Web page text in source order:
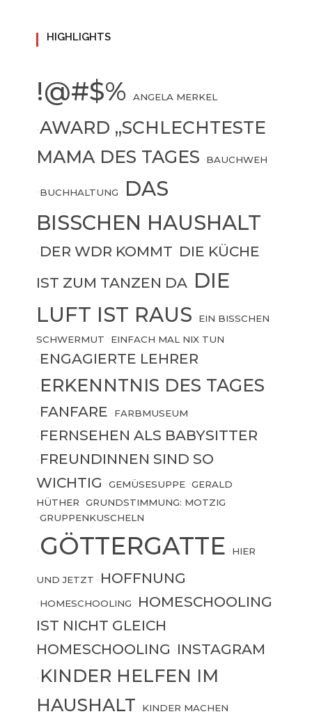
HIGHLIGHTS
!@#$% ANGELA MERKEL
AWARD „SCHLECHTESTE
MAMA DES TAGES
BAUCHWEH
BUCHHALTUNG
DAS
BISSCHEN HAUSHALT
DER WDR KOMMT DIE KÜCHE
IST ZUM TANZEN DA DIE
LUFT IST RAUS
EIN BISSCHEN
SCHWERMUT
EINFACH MAL NIX TUN
ENGAGIERTE LEHRER
ERKENNTNIS DES TAGES
FANFARE FARBMUSEUM
FERNSEHEN ALS BABYSITTER
FREUNDINNEN SIND SO
WICHTIG
GEMÜSESUPPE GERALD
HÜTHER
GRUNDSTIMMUNG: MOTZIG
GRUPPENKUSCHELN
GÖTTERGATTE HIER
UND JETZT HOFFNUNG
HOMESCHOOLING
HOMESCHOOLING
IST NICHT GLEICH
HOMESCHOOLING INSTAGRAM
KINDER HELFEN IM
HAUSHALT
KINDER MACHEN